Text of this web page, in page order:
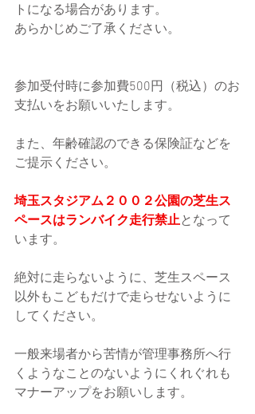
トになる場合があります。
あらかじめご了承ください。
参加受付時に参加費500円（税込）のお
支払いをお願いいたします。
また、年齢確認のできる保険証などを
ご提示ください。
埼玉スタジアム２００２公園の芝生ス
ペースはランバイク走行禁止となって
います。
絶対に走らないように、芝生スペース
以外もこどもだけで走らせないように
してください。
一般来場者から苦情が管理事務所へ行
くようなことのないようにくれぐれも
マナーアップをお願いします。